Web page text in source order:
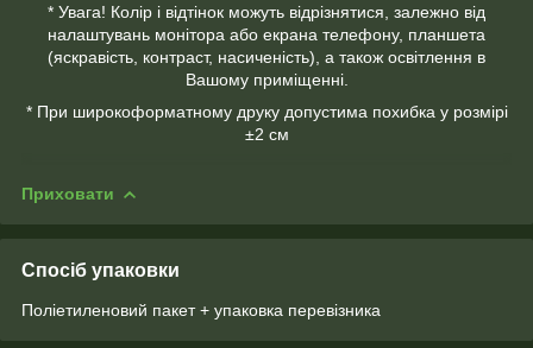
* Увага! Колір і відтінок можуть відрізнятися, залежно від
налаштувань монітора або екрана телефону, планшета
(яскравість, контраст, насиченість), а також освітлення в
Вашому приміщенні.
* При широкоформатному друку допустима похибка у розмірі
±2 см
Приховати
Спосіб упаковки
Поліетиленовий пакет + упаковка перевізника